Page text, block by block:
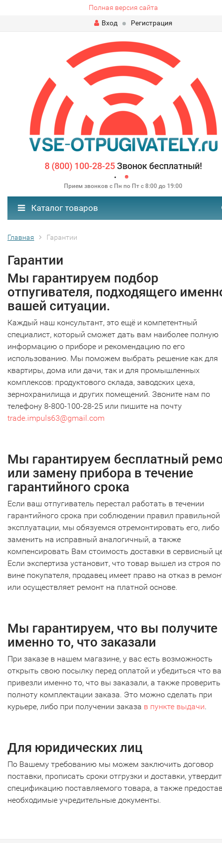
Полная версия сайта
Вход
Регистрация
8 (800) 100-28-25Звонок бесплатный!
Прием звонков с Пн по Пт с 8:00 до 19:00
Каталог товаров
Главная Гарантии
Гарантии
Мы гарантируем подбор
отпугивателя, подходящего
вашей ситуации.
Каждый наш консультант, это ещё и компетентный
специалист, который сможет дать вам наиболее полную
информацию о приборе и рекомендацию по его
использованию. Мы поможем выбрать решение как для
квартиры, дома или дачи, так и для промышленных
комплексов: продуктового склада, заводских цеха,
зернохранилища и других помещений. Звоните нам по
телефону 8-800-100-28-25 или пишите на почту
trade.impuls63@gmail.com
Мы гарантируем бесплатный
или замену прибора в течение
гарантийного срока
Если ваш отпугиватель перестал работать в течении
гарантийного срока при соблюдении правил правильной
эксплуатации, мы обязуемся отремонтировать его, либо
заменить на исправный аналогичный, а также
компенсировать Вам стоимость доставки в сервисный
Если экспертиза установит, что товар вышел из строя по
вине покупателя, продавец имеет право на отказ в
или осуществляет ремонт на платной основе.
Мы гарантируем, что вы получите
именно то, что заказали
При заказе в нашем магазине, у вас есть возможность
открыть свою посылку перед оплатой и убедиться что
привезли именно то, что вы заказали, а также проверить
полноту комплектации заказа. Это можно сделать при
курьере, либо при получении заказа в пункте выдачи.
Для юридических лиц
По Вашему требованию мы можем заключить договор
поставки, прописать сроки отгрузки и доставки,
спецификацию поставляемого товара, а также
необходимые учредительные документы.